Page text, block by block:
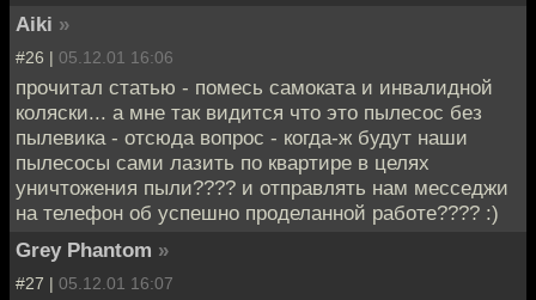
Aiki »
#26 | 05.12.01 16:06
прочитал статью - помесь самоката и инвалидной
коляски... а мне так видится что это пылесос без
пылевика - отсюда вопрос - когда-ж будут наши
пылесосы сами лазить по квартире в целях
уничтожения пыли???? и отправлять нам месседжи
на телефон об успешно проделанной работе???? :)
Grey Phantom »
#27 | 05.12.01 16:07